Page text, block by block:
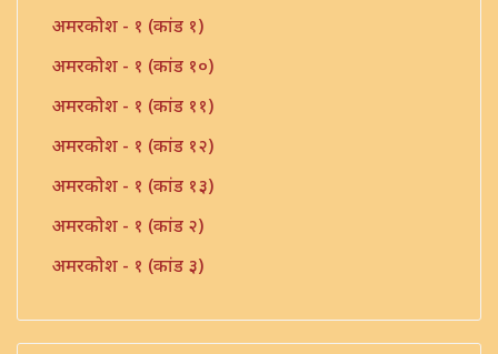
अमरकोश - १ (कांड १)
अमरकोश - १ (कांड १०)
अमरकोश - १ (कांड ११)
अमरकोश - १ (कांड १२)
अमरकोश - १ (कांड १३)
अमरकोश - १ (कांड २)
अमरकोश - १ (कांड ३)
अमरकोश - १ (कांड ५)